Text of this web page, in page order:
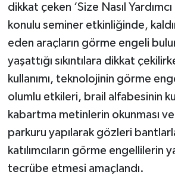
dikkat çeken ‘Size Nasıl
konulu seminer etkinliğinde,
eden araçların görme engeli
yaşattığı sıkıntılara dikkat
kullanımı, teknolojinin görme
olumlu etkileri, brail alfabesinin
kabartma metinlerin okunması
parkuru yapılarak gözleri
katılımcıların görme engellilerin
tecrübe etmesi amaçlandı.